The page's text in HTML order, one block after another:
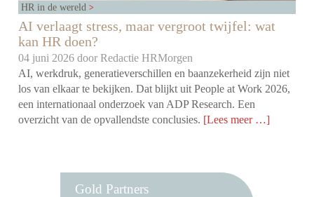
HR in de wereld
AI verlaagt stress, maar vergroot twijfel: wat
kan HR doen?
04 juni 2026 doorRedactie HRMorgen
AI, werkdruk, generatieverschillen en baanzekerheid zijn niet
los van elkaar te bekijken. Dat blijkt uit People at Work 2026,
een internationaal onderzoek van ADP Research. Een
overzicht van de opvallendste conclusies. [Lees meer …]
Gold Partners